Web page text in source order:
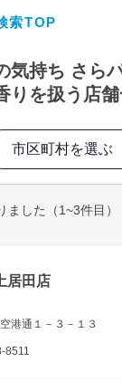
索TOP
サイト
ト
こちら
気持ち さら
りを扱う店
市区町村を選ぶ
ました （1~3件目）
居田店
港通１－３－１３
8511